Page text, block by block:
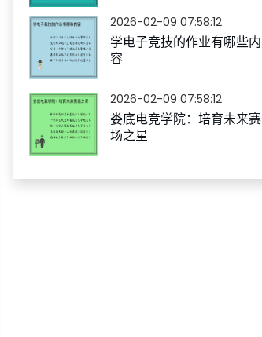
2026-02-09 07:58:12
学电子竞技的作业有哪些内
容
2026-02-09 07:58:12
娄底电竞学院：培育未来赛
场之星